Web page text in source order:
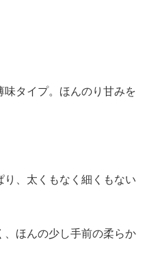
味タイプ。ほんのり甘みを
、太くもなく細くもない
ほんの少し手前の柔らか